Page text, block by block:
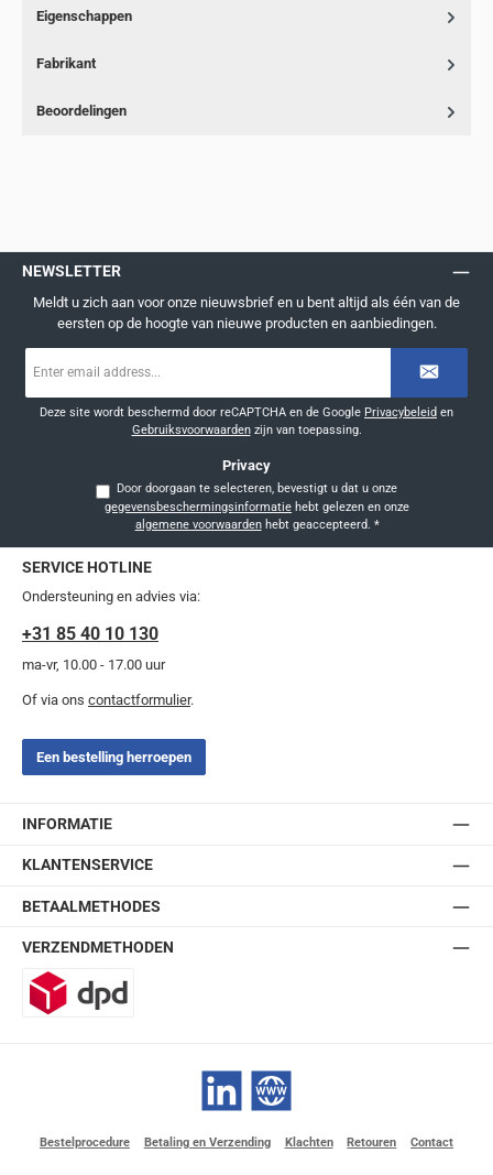
Eigenschappen
Fabrikant
Beoordelingen
NEWSLETTER
Meldt u zich aan voor onze nieuwsbrief en u bent altijd als één van de
eersten op de hoogte van nieuwe producten en aanbiedingen.
mailadres
Deze site wordt beschermd door reCAPTCHA en de Google Privacybeleid en
Gebruiksvoorwaardenzijn van toepassing.
Privacy
Door doorgaan te selecteren, bevestigt u dat u onze
gegevensbeschermingsinformatie
algemene voorwaardenhebt geaccepteerd. *
SERVICE HOTLINE
Ondersteuning en advies via:
+31 85 40 10 130
ma-vr, 10.00 - 17.00 uur
Of via ons contactformulier.
Een bestelling herroepen
INFORMATIE
KLANTENSERVICE
BETAALMETHODES
VERZENDMETHODEN
LinkedIn Website
Bestelprocedure Betaling en Verzending Klachten Retouren Contact